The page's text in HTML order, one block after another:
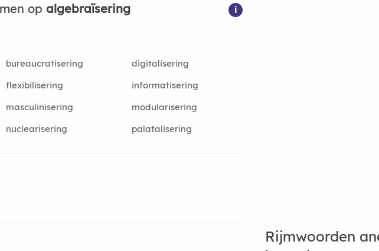
op algebraïsering i
bureaucratisering
digitalisering
flexibilisering
informatisering
masculinisering
modularisering
nuclearisering palatalisering
Rijmwoorden